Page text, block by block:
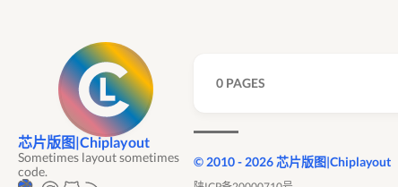
芯片版图|Chiplayout
Sometimes layout sometimes
code.
0 PAGES
© 2010 - 2026 芯片版图|Chiplayout